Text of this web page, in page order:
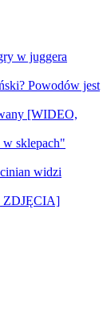
w juggera
Powodów jest
[WIDEO,
w sklepach"
widzi
ZDJĘCIA]